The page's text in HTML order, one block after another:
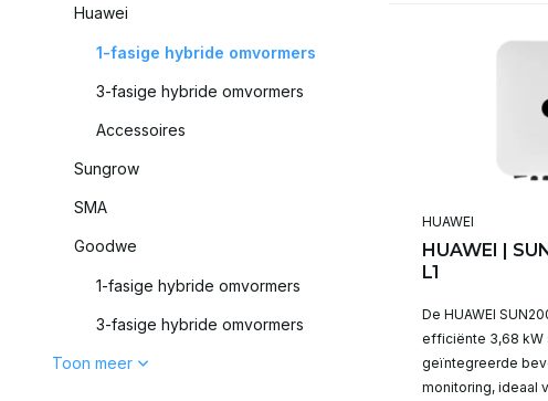
Huawei
1-fasige hybride omvormers
3-fasige hybride omvormers
Accessoires
Sungrow
SMA
Goodwe
1-fasige hybride omvormers
3-fasige hybride omvormers
Toon meer
HUAWEI
HUAWEI |
L1
De HUAWEI
efficiënte 3,68 kW
geïntegreerde
monitoring, ideaal